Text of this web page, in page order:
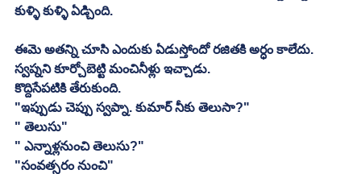
కుళ్ళి కుళ్ళి ఏడ్చింది.
ఈమె అతన్ని చూసి ఎందుకు ఏడుస్తోందో రజితకి అర్ధం కాలేదు.
స్వప్నని కూర్చోబెట్టి మంచినీళ్లు ఇచ్చాడు.
కొద్దిసేపటికి తేరుకుంది.
"ఇప్పుడు చెప్పు స్వప్నా. కుమార్ నీకు తెలుసా?"
" తెలుసు"
" ఎన్నాళ్లనుంచి తెలుసు?"
"సంవత్సరం నుంచి"